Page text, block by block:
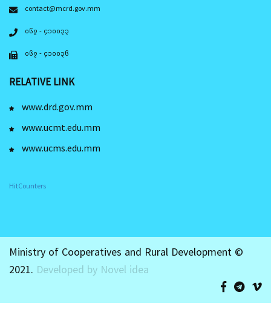
contact@mcrd.gov.mm
၀၆၇ - ၄၁၀၀၃၃
၀၆၇ - ၄၁၀၀၃၆
RELATIVE LINK
www.drd.gov.mm
www.ucmt.edu.mm
www.ucms.edu.mm
HitCounters
Ministry of Cooperatives and Rural Development ©
2021. Developed by Novel idea